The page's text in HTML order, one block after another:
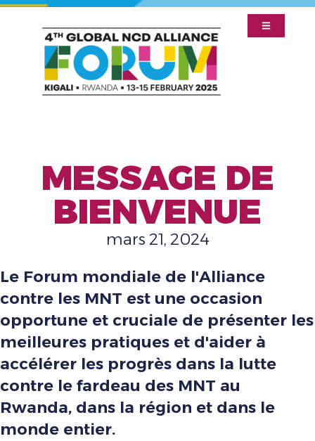
MESSAGE DE
BIENVENUE
mars 21, 2024
Le Forum mondiale de l'Alliance
contre les MNT est une occasion
opportune et cruciale de présenter les
meilleures pratiques et d'aider à
accélérer les progrès dans la lutte
contre le fardeau des MNT au
Rwanda, dans la région et dans le
monde entier.